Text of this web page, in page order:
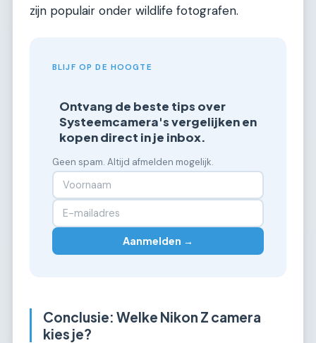
zijn populair onder wildlife fotografen.
BLIJF OP DE HOOGTE
Ontvang de beste tips over
Systeemcamera's vergelijken en
kopen direct in je inbox.
Geen spam. Altijd afmelden mogelijk.
Aanmelden →
Conclusie: Welke Nikon Z camera
kies je?